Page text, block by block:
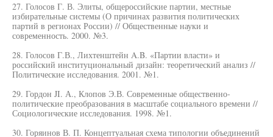
27. Голосов Г. В. Элиты, общероссийские партии, местные
избирательные системы (О причинах развития политических
партий в регионах России) // Общественные науки и
современность. 2000. №3.
28. Голосов Г.В., Лихтенштейн A.B. «Партии власти» и
российский институциональный дизайн: теоретический анализ //
Политические исследования. 2001. №1.
29. Гордон JI. А., Клопов Э.В. Современные общественно-
политические преобразования в масштабе социального времени //
Социологические исследования. 1998. №1.
30. Горяинов В. П. Концептуальная схема типологии объединений